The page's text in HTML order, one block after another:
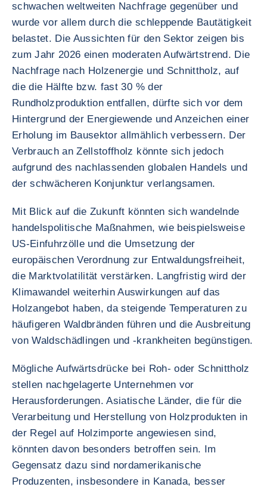
schwachen weltweiten Nachfrage gegenüber und
wurde vor allem durch die schleppende Bautätigkeit
belastet. Die Aussichten für den Sektor zeigen bis
zum Jahr 2026 einen moderaten Aufwärtstrend. Die
Nachfrage nach Holzenergie und Schnittholz, auf
die die Hälfte bzw. fast 30 % der
Rundholzproduktion entfallen, dürfte sich vor dem
Hintergrund der Energiewende und Anzeichen einer
Erholung im Bausektor allmählich verbessern. Der
Verbrauch an Zellstoffholz könnte sich jedoch
aufgrund des nachlassenden globalen Handels und
der schwächeren Konjunktur verlangsamen.
Mit Blick auf die Zukunft könnten sich wandelnde
handelspolitische Maßnahmen, wie beispielsweise
US-Einfuhrzölle und die Umsetzung der
europäischen Verordnung zur Entwaldungsfreiheit,
die Marktvolatilität verstärken. Langfristig wird der
Klimawandel weiterhin Auswirkungen auf das
Holzangebot haben, da steigende Temperaturen zu
häufigeren Waldbränden führen und die Ausbreitung
von Waldschädlingen und -krankheiten begünstigen.
Mögliche Aufwärtsdrücke bei Roh- oder Schnittholz
stellen nachgelagerte Unternehmen vor
Herausforderungen. Asiatische Länder, die für die
Verarbeitung und Herstellung von Holzprodukten in
der Regel auf Holzimporte angewiesen sind,
könnten davon besonders betroffen sein. Im
Gegensatz dazu sind nordamerikanische
Produzenten, insbesondere in Kanada, besser